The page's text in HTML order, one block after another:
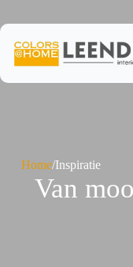
de
inhoud
Home/Inspiratie
Van